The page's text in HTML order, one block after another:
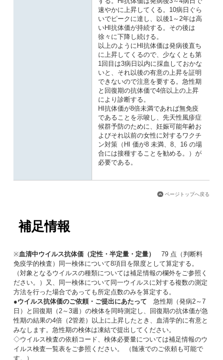
速やかに上昇してくる。10病日ぐら
いでピークに達し、以後1～2年は高
いHI抗体価が持続する。その後は
徐々に下降し続ける。
以上のようにHI抗体価は発病後直ち
に上昇してくるので、少なくとも第
1回目は3病日以内に採血しておかな
いと、それ以後の有意の上昇を証明
できないので注意を要する。急性期
と回復期の抗体価で4倍以上の上昇
により診断する。
HI抗体価が8倍未満であれば無免疫
であることを示唆し、先天性風疹症
候群予防のために、妊娠可能年齢お
よびそれ以前の女性に対するワクチ
ン対策（HI 価が8 未満、8、16 の場
合には接種することを勧める。）が
必要である。
ページトップへ戻る
補足情報
※ 血清中ウイルス抗体価（定性・半定量・定量）
79 点（判断料
免疫学的検査）同一検体について8項目を限度として算定する。
（対象となるウイルスの種類については補足情報の欄外をご参照く
ださい。）又、同一検体について同一ウイルスに対する複数の測定
方法を行った場合であっても所定点数のみを算定する。
●ウイルス抗体価のご依頼・ご提出にあたって 急性期（発病2～7
日）と回復期（2～3週）の検体を同時測定し、回復期の抗体価が急
性期の結果の4倍（2管差）以上に上昇したとき、血清学的に有意と
みなします。急性期の検体は凍結で提出してください。
◇ウイルス検査の依頼コード、検体必要量については補足情報のウ
イルス検査一覧表をご参照ください。 （髄液でのご依頼も可能で
す。）